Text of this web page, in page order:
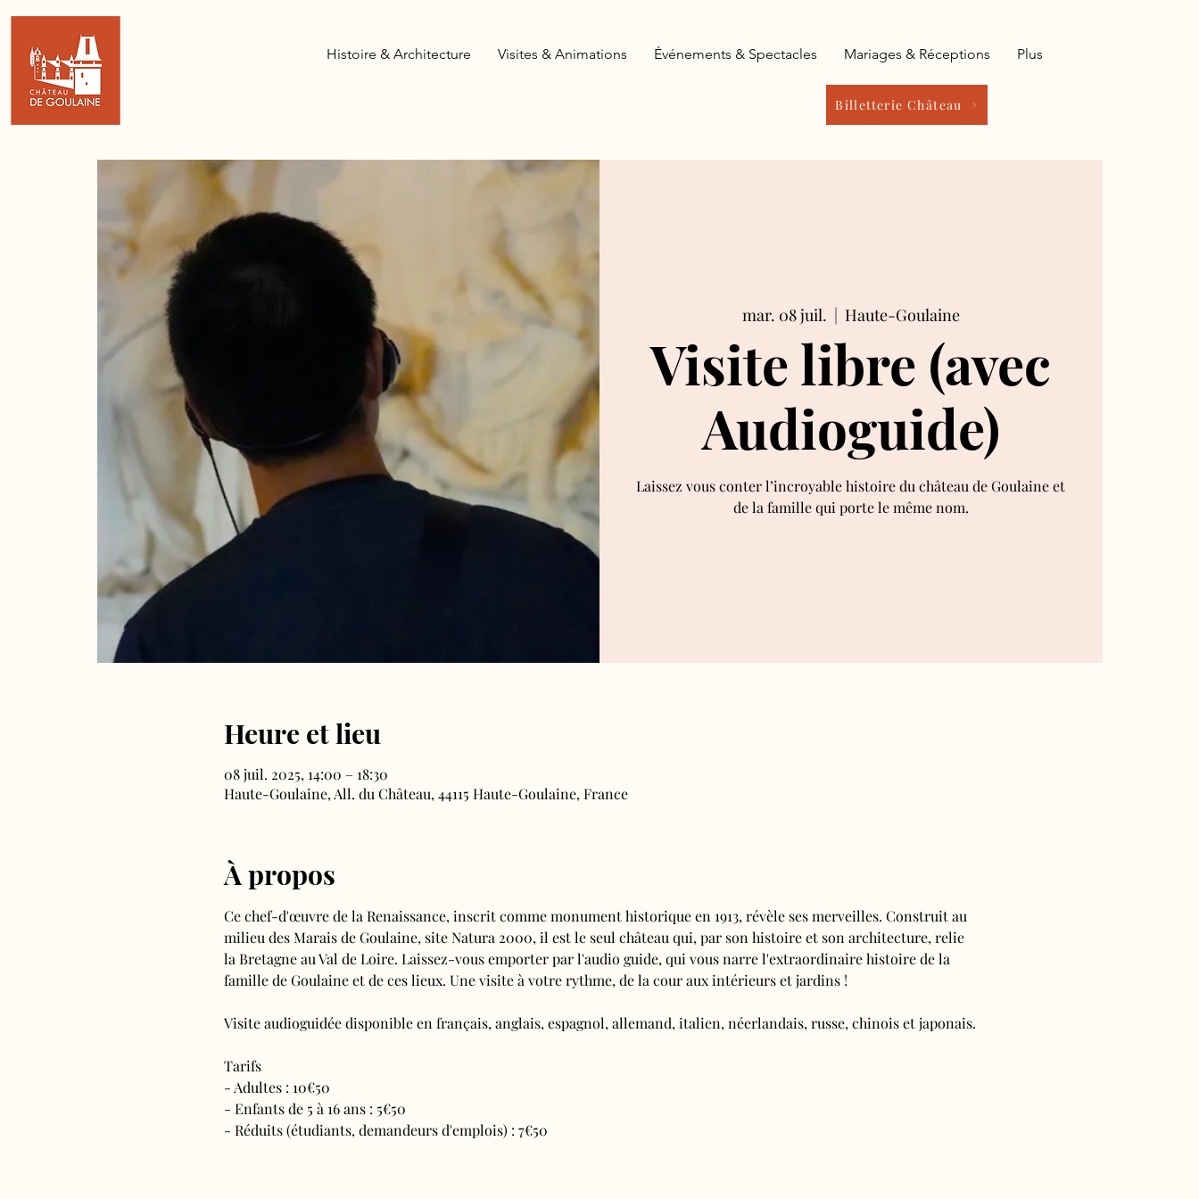
Billetterie Château
Histoire & Architecture Visites & Animations Événements & Spectacles Mariages & Réceptions Plus
mar. 08 juil.
  |
Haute-Goulaine
Visite libre (avec
Audioguide)
Laissez vous conter l’incroyable histoire du château de Goulaine et
de la famille qui porte le même nom.
Heure et lieu
08 juil. 2025, 14:00 – 18:30
Haute-Goulaine, All. du Château, 44115 Haute-Goulaine, France
À propos
Ce chef-d'œuvre de la Renaissance, inscrit comme monument historique en 1913, révèle ses merveilles. Construit au
milieu des Marais de Goulaine, site Natura 2000, il est le seul château qui, par son histoire et son architecture, relie
la Bretagne au Val de Loire. Laissez-vous emporter par l'audio guide, qui vous narre l'extraordinaire histoire de la
famille de Goulaine et de ces lieux. Une visite à votre rythme, de la cour aux intérieurs et jardins !
Visite audioguidée disponible en français, anglais, espagnol, allemand, italien, néerlandais, russe, chinois et japonais.
Tarifs
- Adultes : 10€50
- Enfants de 5 à 16 ans : 5€50
- Réduits (étudiants, demandeurs d'emplois) : 7€50